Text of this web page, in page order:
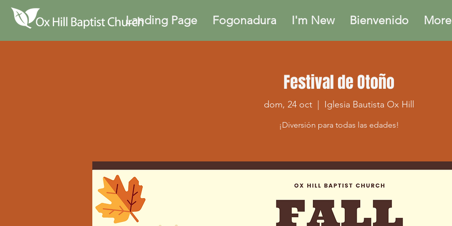
Landing Page Fogonadura I'm New Bienvenido
Festival de Otoño
dom, 24 oct Iglesia Bautista Ox Hill
¡Diversión para todas las edades!